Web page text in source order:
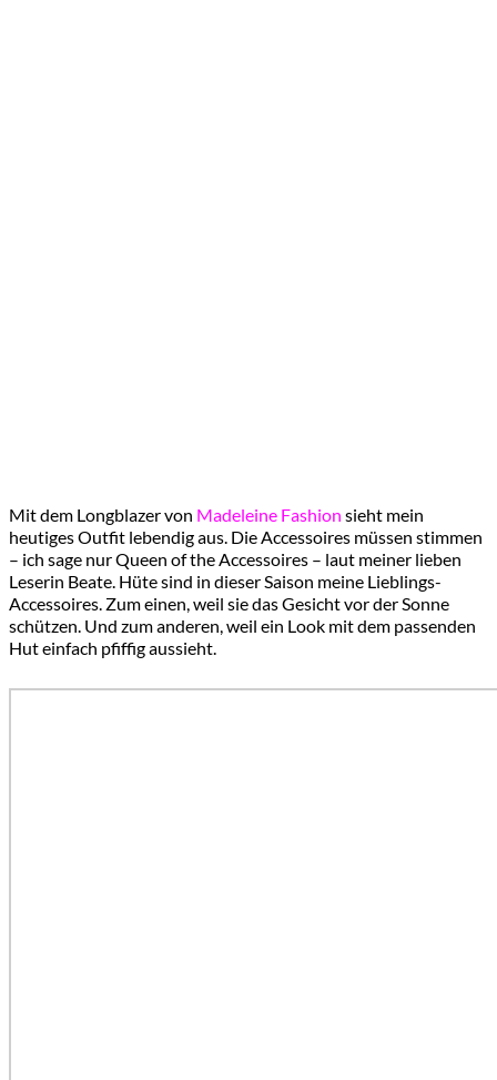
Mit dem Longblazer von Madeleine Fashion sieht mein
heutiges Outfit lebendig aus. Die Accessoires müssen stimmen
– ich sage nur Queen of the Accessoires – laut meiner lieben
Leserin Beate. Hüte sind in dieser Saison meine Lieblings-
Accessoires. Zum einen, weil sie das Gesicht vor der Sonne
schützen. Und zum anderen, weil ein Look mit dem passenden
Hut einfach pfiffig aussieht.